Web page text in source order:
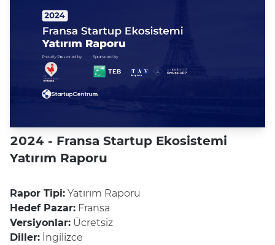
2024 - Fransa Startup Ekosistemi
Yatırım Raporu
Rapor Tipi: Yatırım Raporu
Hedef Pazar: Fransa
Versiyonlar: Ücretsiz
Diller: İngilizce